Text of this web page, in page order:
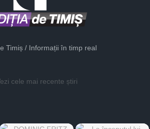
Timiș / Informații în timp real
cele mai recente știri